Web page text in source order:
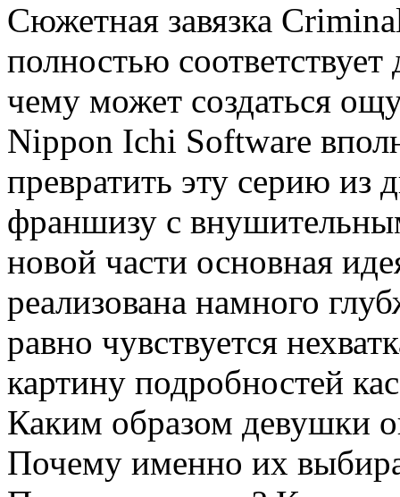
Сюжетная завязка
полностью
чему может создаться
Nippon Ichi Software
превратить эту серию из
франшизу с
новой части основная
реализована намного
равно чувствуется
картину подробностей
Каким образом девушки
Почему именно их